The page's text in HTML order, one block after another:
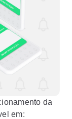
da
em: